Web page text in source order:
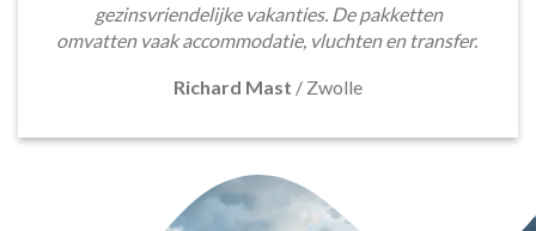
gezinsvriendelijke vakanties. De pakketten
omvatten vaak accommodatie, vluchten en transfer.
Richard Mast / Zwolle